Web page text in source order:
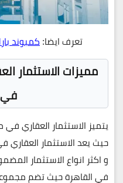
تعرف ايضا:كمبوند
مميزات الاستثمار
في
يتميز الاستثمار العقاري
حيث يعد الاستثمار
و اكثر انواع الاستثمار
في القاهرة حيث تضم